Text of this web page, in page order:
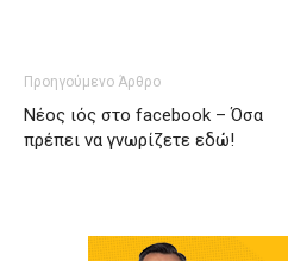
Προηγούμενο Άρθρο
Νέος ιός στο facebook – Όσα
πρέπει να γνωρίζετε εδώ!